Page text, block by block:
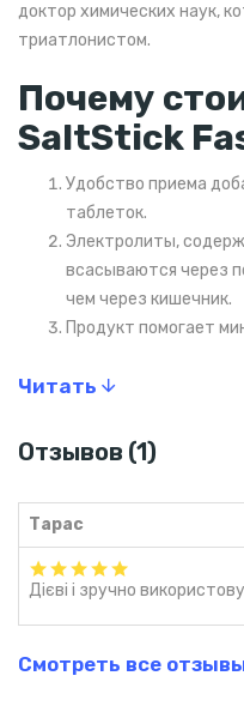
доктор химических наук,
триатлонистом.
Почему
SaltStick
Удобство приема
таблеток.
Электролиты,
всасываются через
чем через кишечник.
Продукт помогает
электролитов в крови.
искусственных
Доступно для
Быстрое и
достижения
Запатентована
обеспечивающая
Метод использования
Читать
Отзывов (1)
Тарас
Дієві і зручно
Смотреть все